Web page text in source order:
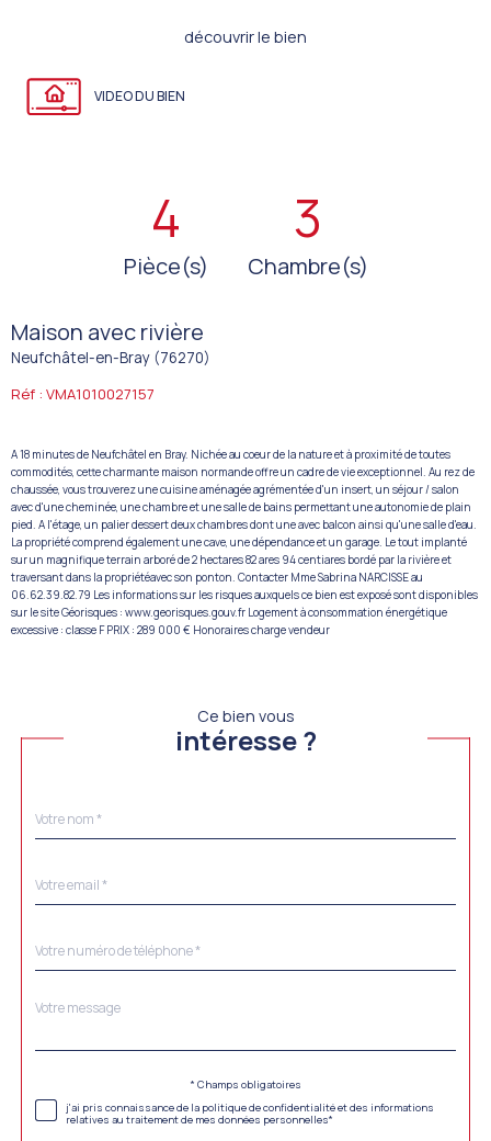
découvrir le bien
VIDEO DU BIEN
4
Pièce(s)
3
Chambre(s)
Maison avec rivière
Neufchâtel-en-Bray (76270)
Réf : VMA1010027157
A 18 minutes de Neufchâtel en Bray. Nichée au coeur de la nature et à proximité de toutes
commodités, cette charmante maison normande offre un cadre de vie exceptionnel. Au rez de
chaussée, vous trouverez une cuisine aménagée agrémentée d'un insert, un séjour / salon
avec d'une cheminée, une chambre et une salle de bains permettant une autonomie de plain
pied. A l'étage, un palier dessert deux chambres dont une avec balcon ainsi qu'une salle d'eau.
La propriété comprend également une cave, une dépendance et un garage. Le tout implanté
sur un magnifique terrain arboré de 2 hectares 82 ares 94 centiares bordé par la rivière et
traversant dans la propriétéavec son ponton. Contacter Mme Sabrina NARCISSE au
06.62.39.82.79 Les informations sur les risques auxquels ce bien est exposé sont disponibles
sur le site Géorisques : www.georisques.gouv.fr Logement à consommation énergétique
excessive : classe F PRIX : 289 000 € Honoraires charge vendeur
Ce bien vous
intéresse ?
par
*
*
*
Fieldset
Message
*
* Champs obligatoires
j'ai pris connaissance de la politique de confidentialité et des informations
relatives au traitement de mes données personnelles*